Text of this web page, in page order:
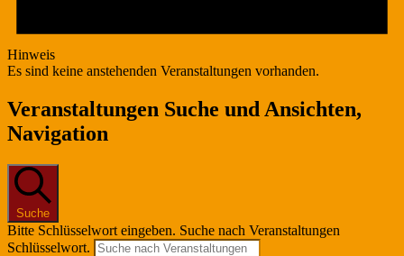
Hinweis
Es sind keine anstehenden Veranstaltungen vorhanden.
Veranstaltungen Suche und Ansichten,
Navigation
Suche
Bitte Schlüsselwort eingeben. Suche nach Veranstaltungen
Schlüsselwort.